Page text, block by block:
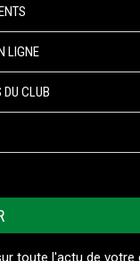
LIGNE
CLUB
toute l'actu de votre